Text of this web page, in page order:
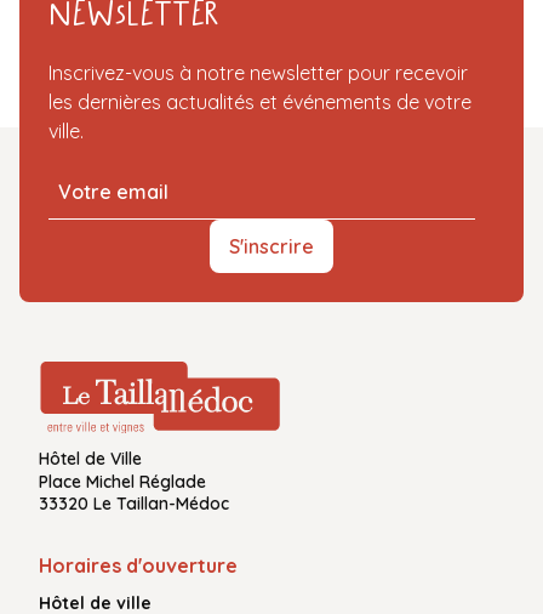
Newsletter
Inscrivez-vous à notre newsletter pour recevoir
les dernières actualités et événements de votre
ville.
S'inscrire
Hôtel de Ville
Place Michel Réglade
33320 Le Taillan-Médoc
Horaires d'ouverture
Hôtel de ville